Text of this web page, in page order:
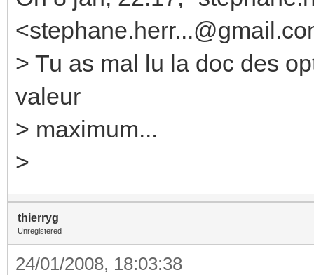
> Tu as mal lu la doc des
valeur
> maximum...
>
thierryg
Unregistered
24/01/2008, 18:03:38